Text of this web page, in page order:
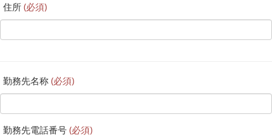
住所 (必須)
勤務先名称 (必須)
勤務先電話番号 (必須)